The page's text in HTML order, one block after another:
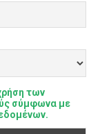
των
σύμφωνα με